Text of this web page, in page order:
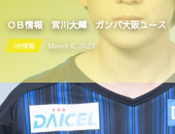
OB情報 宮川大輝 ガンバ大阪ユース
OB情報 September 19,2022